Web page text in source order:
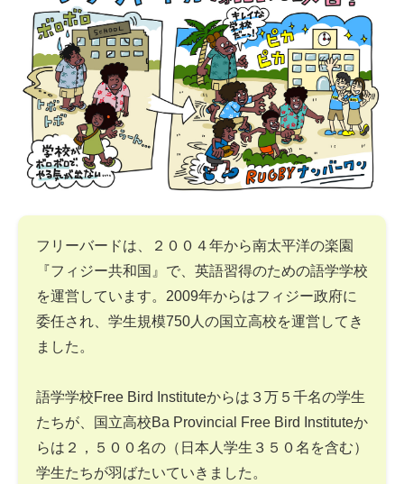
フリーバードは、２００４年から南太平洋の楽園
『フィジー共和国』で、英語習得のための語学学校
を運営しています。2009年からはフィジー政府に
委任され、学生規模750人の国立高校を運営してき
ました。
語学学校Free Bird Instituteからは３万５千名の学生
たちが、国立高校Ba Provincial Free Bird Instituteか
らは２，５００名の（日本人学生３５０名を含む）
学生たちが羽ばたいていきました。